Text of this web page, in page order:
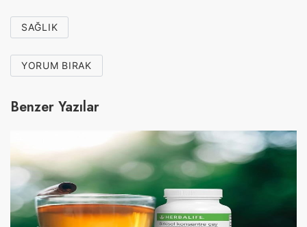
SAĞLIK
YORUM BIRAK
Benzer Yazılar